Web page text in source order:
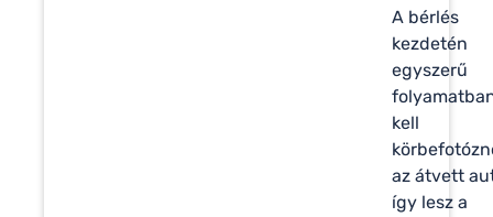
A bérlés
kezdetén
egyszerű
kell
az átvett
így lesz a